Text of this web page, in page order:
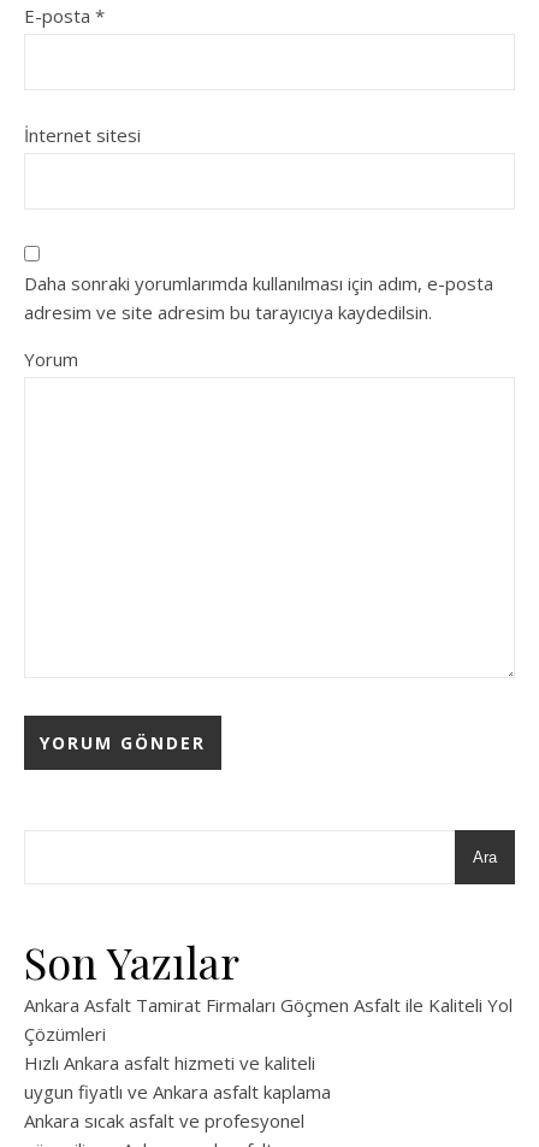
E-posta *
İnternet sitesi
Daha sonraki yorumlarımda kullanılması için adım, e-posta
adresim ve site adresim bu tarayıcıya kaydedilsin.
Yorum
Ara
Son Yazılar
Ankara Asfalt Tamirat Firmaları Göçmen Asfalt ile Kaliteli Yol
Çözümleri
Hızlı Ankara asfalt hizmeti ve kaliteli
uygun fiyatlı ve Ankara asfalt kaplama
Ankara sıcak asfalt ve profesyonel